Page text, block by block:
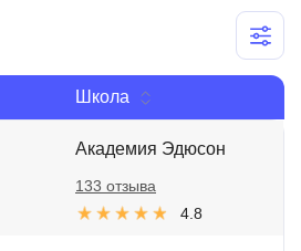
Школа
Академия Эдюсон
4.8
133 отзыва